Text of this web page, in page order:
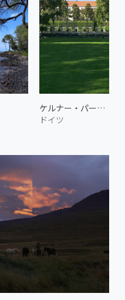
ケルナー・パーク 2
ドイツ